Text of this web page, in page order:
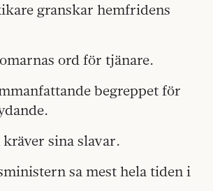
granskar hemfridens
ord för tjänare.
begreppet för
sina slavar.
sa mest hela tiden i